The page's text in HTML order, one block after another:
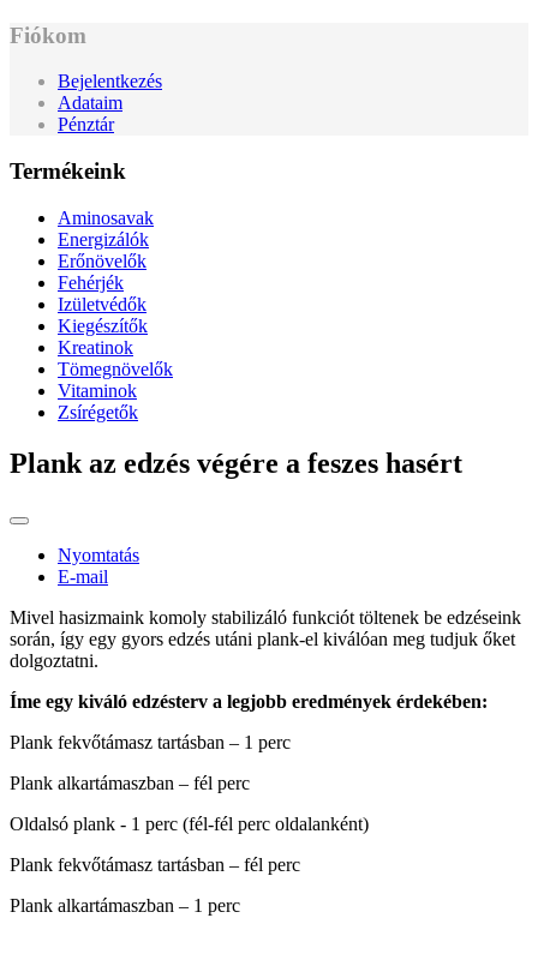
Fiókom
Bejelentkezés
Adataim
Pénztár
Termékeink
Aminosavak
Energizálók
Erőnövelők
Fehérjék
Izületvédők
Kiegészítők
Kreatinok
Tömegnövelők
Vitaminok
Zsírégetők
Plank az edzés végére a feszes hasért
Nyomtatás
E-mail
Mivel hasizmaink komoly stabilizáló funkciót töltenek be edzéseink
során, így egy gyors edzés utáni plank-el kiválóan meg tudjuk őket
dolgoztatni.
Íme egy kiváló edzésterv a legjobb eredmények érdekében:
Plank fekvőtámasz tartásban – 1 perc
Plank alkartámaszban – fél perc
Oldalsó plank - 1 perc (fél-fél perc oldalanként)
Plank fekvőtámasz tartásban – fél perc
Plank alkartámaszban – 1 perc